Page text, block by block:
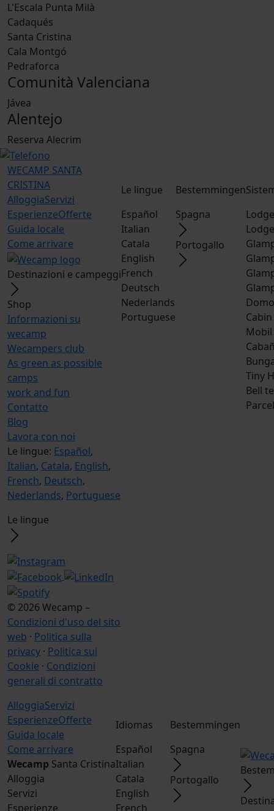
L'Escala Punta Milà
Cadaqués
Santa Cristina
Cala Montgó
Pedraforca
Comunità Valenciana
Jávea
Alentejo
Reserva Alecrim
WECAMP SANTA
CRISTINA
AlloggiaServizi
EsperienzeOfferte
Guida locale
Come arrivare
Destinazioni e campeggi
Shop
Informazioni su
wecamp
Wecampers club
As green as possible
camps
work and fun
Contatto
Blog
Lavora con noi
Le lingue: Español,
Italian, Catala, English,
French, Deutsch,
Nederlands, Portuguese
Le lingue
© 2026 Wecamp –
Condizioni d'uso del sito
web · Politica sulla
privacy · Politica sui
Cookie · Condizioni
generali di contratto
Le lingue
Español
Italian
Catala
English
French
Deutsch
Nederlands
Portuguese
Bestemmingen
Spagna
Portogallo
Domo
Mobil
Tiny
Bell
AlloggiaServizi
EsperienzeOfferte
Guida locale
Come arrivare
Wecamp Santa Cristina
Alloggia
Servizi
Esperienze
Idiomas
Español
Italian
Catala
English
French
Bestemmingen
Spagna
Portogallo